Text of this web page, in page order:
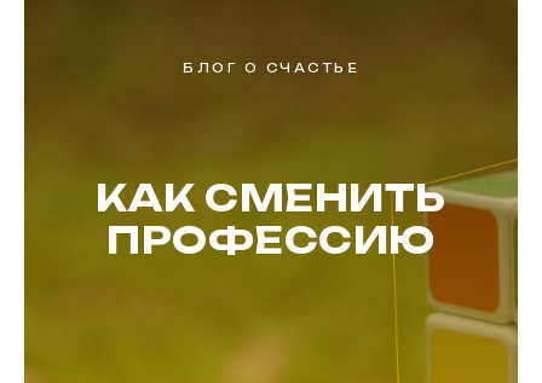
БЛОГ О СЧАСТЬЕ
КАК СМЕНИТЬ
ПРОФЕССИЮ